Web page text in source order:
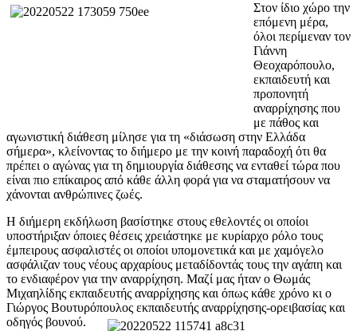
Στον ίδιο χώρο την
επόμενη μέρα,
όλοι περίμεναν τον
Γιάννη
Θεοχαρόπουλο,
εκπαιδευτή και
προπονητή
αναρρίχησης που
με πάθος και
αγωνιστική διάθεση μίλησε για τη «διάσωση στην Ελλάδα
σήμερα», κλείνοντας το διήμερο με την κοινή παραδοχή ότι θα
πρέπει ο αγώνας για τη δημιουργία διάθεσης να ενταθεί τώρα που
είναι πιο επίκαιρος από κάθε άλλη φορά για να σταματήσουν να
χάνονται ανθρώπινες ζωές.
Η διήμερη εκδήλωση βασίστηκε στους εθελοντές οι οποίοι
υποστήριξαν όποιες θέσεις χρειάστηκε με κυρίαρχο ρόλο τους
έμπειρους ασφαλιστές οι οποίοι υπομονετικά και με χαμόγελο
ασφάλιζαν τους νέους αρχαρίους μεταδίδοντάς τους την αγάπη και
το ενδιαφέρον για την αναρρίχηση. Μαζί μας ήταν ο Θωμάς
Μιχαηλίδης εκπαιδευτής αναρρίχησης και όπως κάθε χρόνο κι ο
Γιώργος Βουτυρόπουλος εκπαιδευτής αναρρίχησης-ορειβασίας και
οδηγός βουνού.